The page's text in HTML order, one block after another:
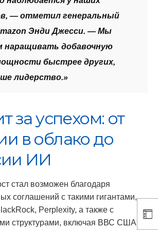
— отметил генеральный
Энди Джесси. — Мы
наращивать добавочную
быстрее других,
лидерство.»
за успехом: от
в облако до
ИИ
стал возможен благодаря
соглашений с такими гигантами,
Perplexity, а также с
структурами, включая ВВС США.